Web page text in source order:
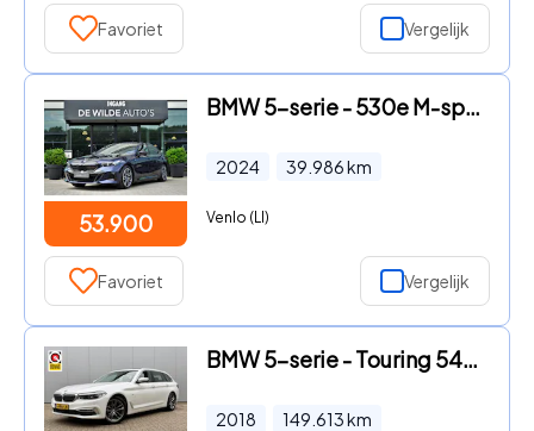
Favoriet Vergelijk
53.900
BMW 5-serie - 530e M-sport 299pk Stoelventilatie IconicGlow Harman/Kardon
2024 39.986km
Venlo (LI)
Favoriet Vergelijk
BMW 5-serie - Touring 540i xDrive High Executive wit
2018 149.613km